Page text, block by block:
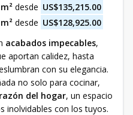
desde US$135,215.00
desde US$128,925.00
acabados impecables,
aportan calidez, hasta
con su elegancia.
no solo para cocinar,
del hogar, un espacio
inolvidables con los tuyos.